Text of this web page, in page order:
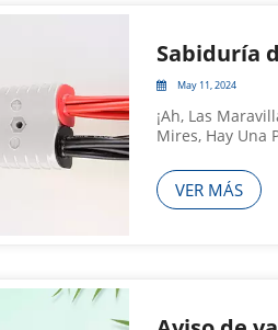
May 11, 2024
¡Ah, Las
Mires, Hay Una
Pensar En Qué
VER MÁS